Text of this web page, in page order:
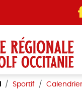
Sportif